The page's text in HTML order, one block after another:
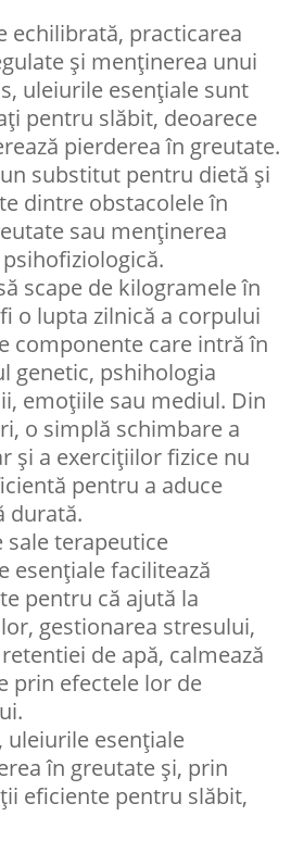
echilibrată, practicarea
și menținerea unui
uleiurile esențiale sunt
pentru slăbit, deoarece
pierderea în greutate.
substitut pentru dietă și
dintre obstacolele în
sau menținerea
scape de kilogramele în
o lupta zilnică a corpului
componente care intră în
genetic, pshihologia
emoțiile sau mediul. Din
o simplă schimbare a
și a exercițiilor fizice nu
pentru a aduce
durată.
terapeutice
esențiale facilitează
pentru că ajută la
gestionarea stresului,
de apă, calmează
prin efectele lor de
uleiurile esențiale
în greutate și, prin
eficiente pentru slăbit,